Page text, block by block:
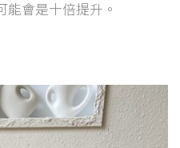
能會是十倍提升。